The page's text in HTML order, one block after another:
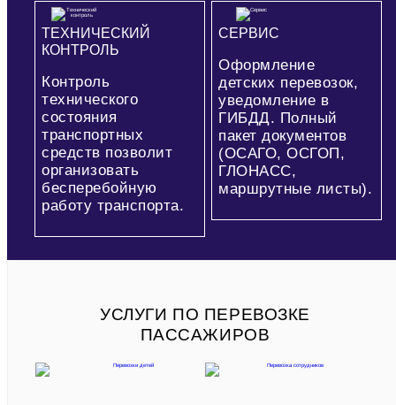
ТЕХНИЧЕСКИЙ
КОНТРОЛЬ
Контроль
технического
состояния
транспортных
средств позволит
организовать
бесперебойную
работу транспорта.
СЕРВИС
Оформление
детских перевозок,
уведомление в
ГИБДД. Полный
пакет документов
(ОСАГО, ОСГОП,
ГЛОНАСС,
маршрутные листы).
УСЛУГИ ПО ПЕРЕВОЗКЕ
ПАССАЖИРОВ